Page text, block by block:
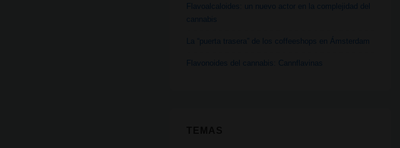
Flavoalcaloides: un nuevo actor en la complejidad del
cannabis
La “puerta trasera” de los coffeeshops en Ámsterdam
Flavonoides del cannabis: Cannflavinas